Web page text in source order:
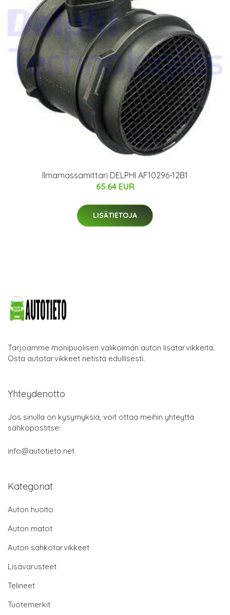
Ilmamassamittari DELPHI AF10296-12B1
65.64 EUR
LISÄTIETOJA
Tarjoamme monipuolisen valikoiman auton lisätarvikkeita.
Osta autotarvikkeet netistä edullisesti.
Yhteydenotto
Jos sinulla on kysymyksiä, voit ottaa meihin yhteyttä
sähköpostitse:
info@autotieto.net
Kategoriat
Auton huolto
Auton matot
Auton sähkötarvikkeet
Lisävarusteet
Telineet
Tuotemerkit